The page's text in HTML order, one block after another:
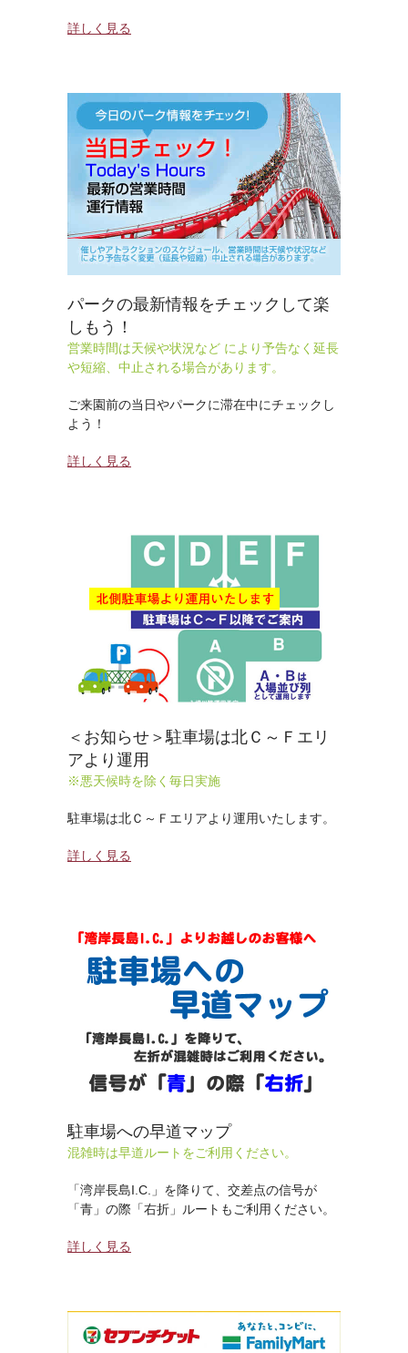
詳しく見る
パークの最新情報をチェックして楽
しもう！
営業時間は天候や状況など により予告なく延長
や短縮、中止される場合があります。
ご来園前の当日やパークに滞在中にチェックし
よう！
詳しく見る
＜お知らせ＞駐車場は北Ｃ～Ｆエリ
アより運用
※悪天候時を除く毎日実施
駐車場は北Ｃ～Ｆエリアより運用いたします。
詳しく見る
駐車場への早道マップ
混雑時は早道ルートをご利用ください。
「湾岸長島I.C.」を降りて、交差点の信号が
「青」の際「右折」ルートもご利用ください。
詳しく見る